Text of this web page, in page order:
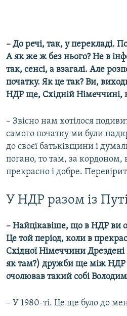
– До речі, так, у перекладі.
А як же ж без нього? Не в
так, сенсі, а взагалі. Але
початку. Як це так? Ви,
НДР ще, Східній Німеччині,
– Звісно нам хотілося
самого початку ми були
до своєї батьківщини і
погано, то там, за кордоном,
прекрасно і добре.
У НДР разом із
– Найцікавіше, що в НДР ви
Це той період, коли в
Східної Німеччини
як там?) дружби ще між НДР
очолював такий собі
– У 1980-ті. Це ще було до